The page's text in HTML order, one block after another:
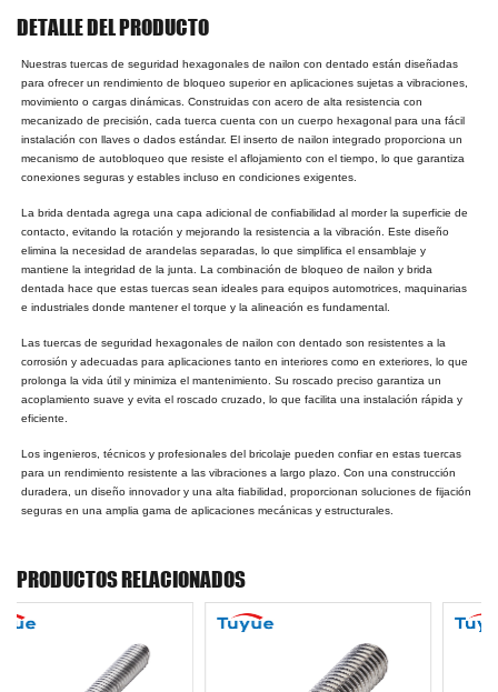
DETALLE DEL PRODUCTO
Nuestras tuercas de seguridad hexagonales de nailon con dentado están diseñadas
para ofrecer un rendimiento de bloqueo superior en aplicaciones sujetas a vibraciones,
movimiento o cargas dinámicas. Construidas con acero de alta resistencia con
mecanizado de precisión, cada tuerca cuenta con un cuerpo hexagonal para una fácil
instalación con llaves o dados estándar. El inserto de nailon integrado proporciona un
mecanismo de autobloqueo que resiste el aflojamiento con el tiempo, lo que garantiza
conexiones seguras y estables incluso en condiciones exigentes.
La brida dentada agrega una capa adicional de confiabilidad al morder la superficie de
contacto, evitando la rotación y mejorando la resistencia a la vibración. Este diseño
elimina la necesidad de arandelas separadas, lo que simplifica el ensamblaje y
mantiene la integridad de la junta. La combinación de bloqueo de nailon y brida
dentada hace que estas tuercas sean ideales para equipos automotrices, maquinarias
e industriales donde mantener el torque y la alineación es fundamental.
Las tuercas de seguridad hexagonales de nailon con dentado son resistentes a la
corrosión y adecuadas para aplicaciones tanto en interiores como en exteriores, lo que
prolonga la vida útil y minimiza el mantenimiento. Su roscado preciso garantiza un
acoplamiento suave y evita el roscado cruzado, lo que facilita una instalación rápida y
eficiente.
Los ingenieros, técnicos y profesionales del bricolaje pueden confiar en estas tuercas
para un rendimiento resistente a las vibraciones a largo plazo. Con una construcción
duradera, un diseño innovador y una alta fiabilidad, proporcionan soluciones de fijación
seguras en una amplia gama de aplicaciones mecánicas y estructurales.
PRODUCTOS RELACIONADOS